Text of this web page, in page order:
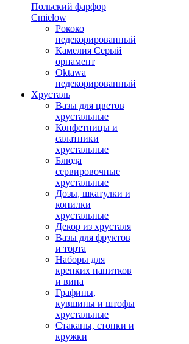
Польский фарфор
Сmielow
Рококо
недекорированный
Камелия Серый
орнамент
Oktawa
недекорированный
Хрусталь
Вазы для цветов
хрустальные
Конфетницы и
салатники
хрустальные
Блюда
сервировочные
хрустальные
Дозы, шкатулки и
копилки
хрустальные
Декор из хрусталя
Вазы для фруктов
и торта
Наборы для
крепких напитков
и вина
Графины,
кувшины и штофы
хрустальные
Стаканы, стопки и
кружки